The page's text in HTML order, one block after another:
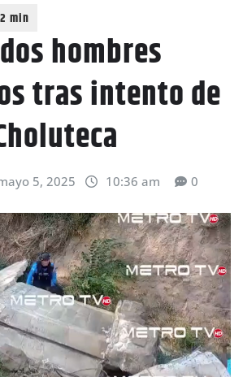
hombres
tras intento de
5, 2025 10:36 am 0